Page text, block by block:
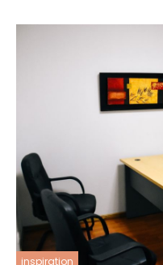
inspiration